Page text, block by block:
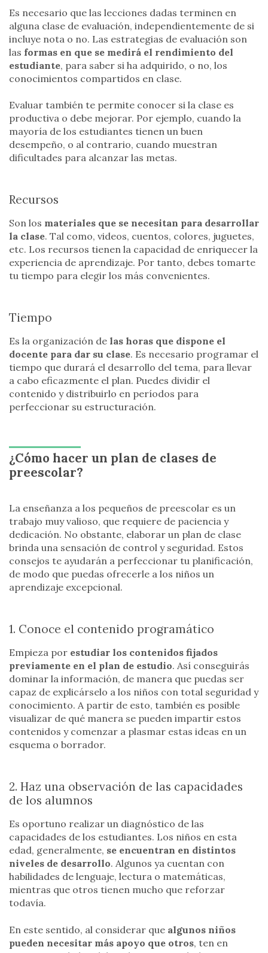
Es necesario que las lecciones dadas terminen en
alguna clase de evaluación, independientemente de si
incluye nota o no. Las estrategias de evaluación son
las formas en que se medirá el rendimiento del
estudiante, para saber si ha adquirido, o no, los
conocimientos compartidos en clase.
Evaluar también te permite conocer si la clase es
productiva o debe mejorar. Por ejemplo, cuando la
mayoría de los estudiantes tienen un buen
desempeño, o al contrario, cuando muestran
dificultades para alcanzar las metas.
Recursos
Son los materiales que se necesitan para desarrollar
la clase. Tal como, videos, cuentos, colores, juguetes,
etc. Los recursos tienen la capacidad de enriquecer la
experiencia de aprendizaje. Por tanto, debes tomarte
tu tiempo para elegir los más convenientes.
Tiempo
Es la organización de las horas que dispone el
docente para dar su clase. Es necesario programar el
tiempo que durará el desarrollo del tema, para llevar
a cabo eficazmente el plan. Puedes dividir el
contenido y distribuirlo en períodos para
perfeccionar su estructuración.
¿Cómo hacer un plan de clases de
preescolar?
La enseñanza a los pequeños de preescolar es un
trabajo muy valioso, que requiere de paciencia y
dedicación. No obstante, elaborar un plan de clase
brinda una sensación de control y seguridad. Estos
consejos te ayudarán a perfeccionar tu planificación,
de modo que puedas ofrecerle a los niños un
aprendizaje excepcional.
1. Conoce el contenido programático
Empieza por estudiar los contenidos fijados
previamente en el plan de estudio. Así conseguirás
dominar la información, de manera que puedas ser
capaz de explicárselo a los niños con total seguridad y
conocimiento. A partir de esto, también es posible
visualizar de qué manera se pueden impartir estos
contenidos y comenzar a plasmar estas ideas en un
esquema o borrador.
2. Haz una observación de las capacidades
de los alumnos
Es oportuno realizar un diagnóstico de las
capacidades de los estudiantes. Los niños en esta
edad, generalmente, se encuentran en distintos
niveles de desarrollo. Algunos ya cuentan con
habilidades de lenguaje, lectura o matemáticas,
mientras que otros tienen mucho que reforzar
todavía.
En este sentido, al considerar que algunos niños
pueden necesitar más apoyo que otros, ten en